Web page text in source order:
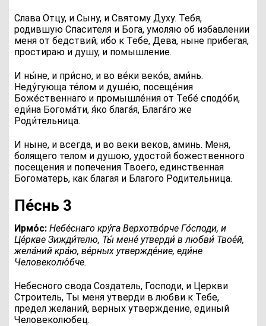
Слава Отцу, и Сыну, и Святому Духу. Тебя,
родившую Спасителя и Бога, умоляю об избавлении
меня от бедствий; ибо к Тебе, Дева, ныне прибегая,
простираю и душу, и помышление.
И ны́не, и при́сно, и во ве́ки веко́в, ами́нь.
Неду́гующа те́лом и душе́ю, посеще́ния
Боже́ственнаго и промышле́ния от Тебе́ сподо́би,
еди́на Богома́ти, я́ко блага́я, Блага́го же
Роди́тельница.
И ныне, и всегда, и во веки веков, аминь. Меня,
болящего телом и душою, удостой божественного
посещения и попечения Твоего, единственная
Богоматерь, как благая и Благого Родительница.
Пе́снь 3
Ирмо́с: Небе́снаго кру́га Верхотво́рче Го́споди, и
Це́ркве Зижди́телю, Ты́ мене́ утверди́ в любви́ Твое́й,
жела́ний кра́ю, ве́рных утвержде́ние, еди́не
Человеколю́бче.
Небесного свода Создатель, Господи, и Церкви
Строитель, Ты меня утверди в любви к Тебе,
предел желаний, верных утверждение, единый
Человеколюбец.